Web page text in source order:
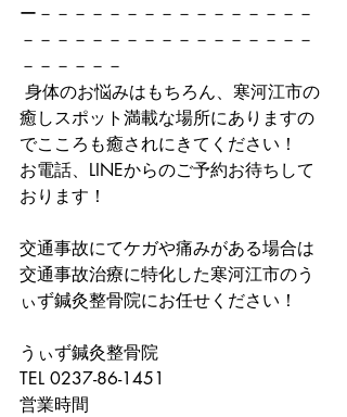
ー－－－－－－－－－－－－－－－－
－－－－－－－－－－－－－－－－－
－－－－－－
癒しスポット満載な場所にありますの
でこころも癒されにきてください！
お電話、LINEからのご予約お待ちして
おります！
交通事故にてケガや痛みがある場合は
交通事故治療に特化した寒河江市のう
ぃず鍼灸整骨院にお任せください！
うぃず鍼灸整骨院
TEL 0237-86-1451
営業時間